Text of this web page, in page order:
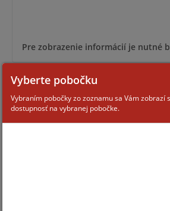
Pre zobrazenie informácií je nutné
AW-GEL-105A-110
Vyberte pobočku
Vybraním pobočky zo zoznamu sa Vám zobrazí
dostupnosť na vybranej pobočke.